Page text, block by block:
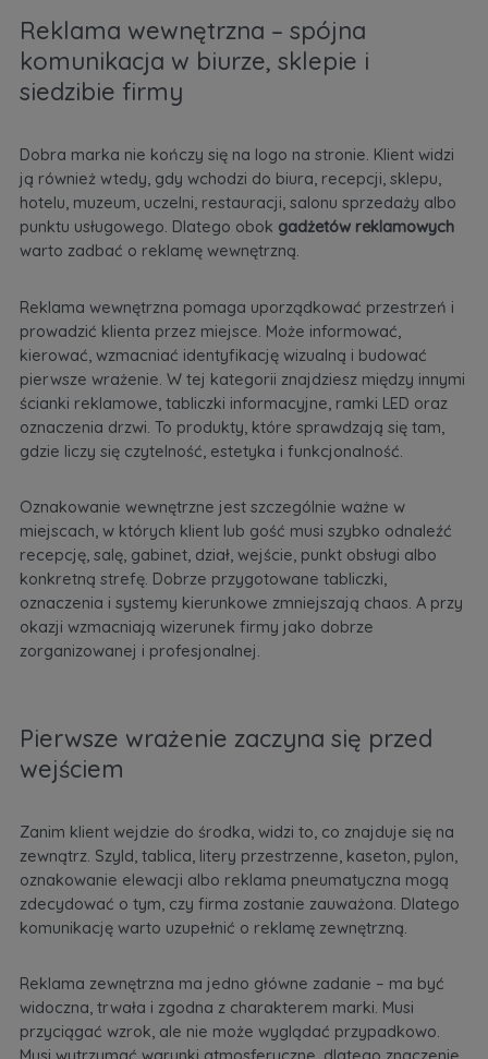
Reklama wewnętrzna – spójna
komunikacja w biurze, sklepie i
siedzibie firmy
Dobra marka nie kończy się na logo na stronie. Klient widzi
ją również wtedy, gdy wchodzi do biura, recepcji, sklepu,
hotelu, muzeum, uczelni, restauracji, salonu sprzedaży albo
punktu usługowego. Dlatego obok gadżetów reklamowych
warto zadbać o reklamę wewnętrzną.
Reklama wewnętrzna pomaga uporządkować przestrzeń i
prowadzić klienta przez miejsce. Może informować,
kierować, wzmacniać identyfikację wizualną i budować
pierwsze wrażenie. W tej kategorii znajdziesz między innymi
ścianki reklamowe, tabliczki informacyjne, ramki LED oraz
oznaczenia drzwi. To produkty, które sprawdzają się tam,
gdzie liczy się czytelność, estetyka i funkcjonalność.
Oznakowanie wewnętrzne jest szczególnie ważne w
miejscach, w których klient lub gość musi szybko odnaleźć
recepcję, salę, gabinet, dział, wejście, punkt obsługi albo
konkretną strefę. Dobrze przygotowane tabliczki,
oznaczenia i systemy kierunkowe zmniejszają chaos. A przy
okazji wzmacniają wizerunek firmy jako dobrze
zorganizowanej i profesjonalnej.
Pierwsze wrażenie zaczyna się przed
wejściem
Zanim klient wejdzie do środka, widzi to, co znajduje się na
zewnątrz. Szyld, tablica, litery przestrzenne, kaseton, pylon,
oznakowanie elewacji albo reklama pneumatyczna mogą
zdecydować o tym, czy firma zostanie zauważona. Dlatego
komunikację warto uzupełnić o reklamę zewnętrzną.
Reklama zewnętrzna ma jedno główne zadanie – ma być
widoczna, trwała i zgodna z charakterem marki. Musi
przyciągać wzrok, ale nie może wyglądać przypadkowo.